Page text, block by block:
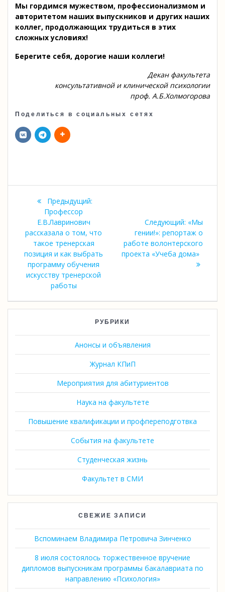
Мы гордимся мужеством, профессионализмом и
авторитетом наших выпускников и других наших
коллег, продолжающих трудиться в этих
сложных условиях!
Берегите себя, дорогие наши коллеги!
Декан факультета
консультативной и клинической психологии
проф. А.Б.Холмогорова
Поделиться в социальных сетях
Навигация
записям
Предыдущий:Предыдущая
Профессор
Е.В.Лавринович
рассказала о том, что
такое тренерская
позиция и как выбрать
программу обучения
искусству тренерской
работы
Следующий:
запись:
«Мы
гении!»: репортаж о
работе волонтерского
проекта «Учеба дома»
РУБРИКИ
Анонсы и объявления
Журнал КПиП
Мероприятия для абитуриентов
Наука на факультете
Повышение квалификации и профпереподготвка
События на факультете
Студенческая жизнь
Факультет в СМИ
СВЕЖИЕ ЗАПИСИ
Вспоминаем Владимира Петровича Зинченко
8 июля состоялось торжественное вручение
дипломов выпускникам программы бакалавриата по
направлению «Психология»